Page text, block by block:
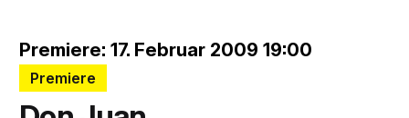
Premiere: 17. Februar 2009 19:00
Premiere